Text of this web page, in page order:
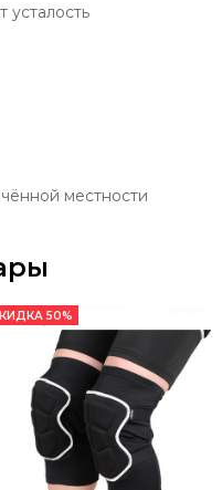
местности
50%